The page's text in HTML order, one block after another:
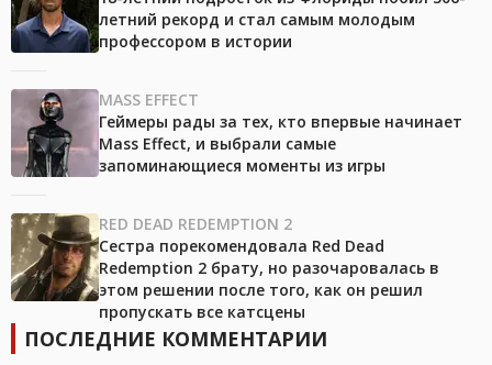
летний рекорд и стал самым молодым
профессором в истории
MASS EFFECT
Геймеры рады за тех, кто впервые начинает
Mass Effect, и выбрали самые
запоминающиеся моменты из игры
RED DEAD REDEMPTION 2
Сестра порекомендовала Red Dead
Redemption 2 брату, но разочаровалась в
этом решении после того, как он решил
пропускать все катсцены
ПОСЛЕДНИЕ КОММЕНТАРИИ